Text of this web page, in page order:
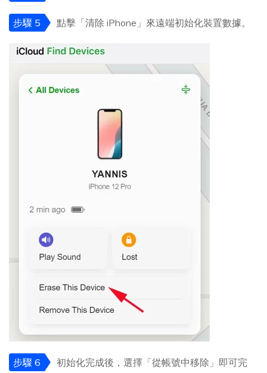
步驟 5 點擊「清除 iPhone」來遠端初始化裝置數據。
步驟 6 初始化完成後，選擇「從帳號中移除」即可完